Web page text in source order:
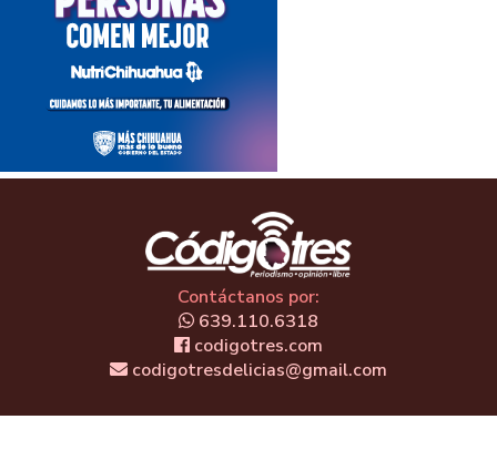
Contáctanos por:
639.110.6318
codigotres.com
codigotresdelicias@gmail.com